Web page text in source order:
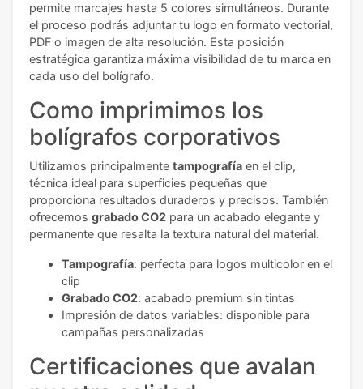
permite marcajes hasta 5 colores simultáneos. Durante
el proceso podrás adjuntar tu logo en formato vectorial,
PDF o imagen de alta resolución. Esta posición
estratégica garantiza máxima visibilidad de tu marca en
cada uso del bolígrafo.
Como imprimimos los
bolígrafos corporativos
Utilizamos principalmente tampografía en el clip,
técnica ideal para superficies pequeñas que
proporciona resultados duraderos y precisos. También
ofrecemos grabado CO2 para un acabado elegante y
permanente que resalta la textura natural del material.
Tampografía: perfecta para logos multicolor en el
clip
Grabado CO2: acabado premium sin tintas
Impresión de datos variables: disponible para
campañas personalizadas
Certificaciones que avalan